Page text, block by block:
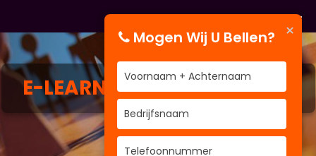
E-LEARNINGAVG TRAINING
×
Mogen Wij U Bellen?